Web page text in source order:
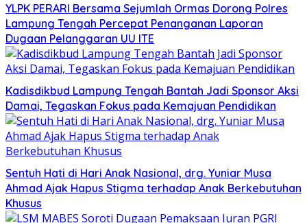
YLPK PERARI Bersama Sejumlah Ormas Dorong Polres
Lampung Tengah Percepat Penanganan Laporan
Dugaan Pelanggaran UU ITE
Kadisdikbud Lampung Tengah Bantah Jadi Sponsor Aksi
Damai, Tegaskan Fokus pada Kemajuan Pendidikan
Sentuh Hati di Hari Anak Nasional, drg. Yuniar Musa
Ahmad Ajak Hapus Stigma terhadap Anak Berkebutuhan
Khusus